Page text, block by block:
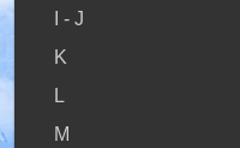
I - J
K
L
M